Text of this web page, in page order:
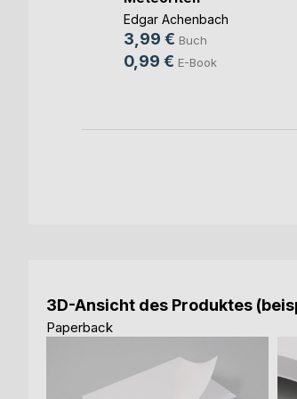
Edgar Achenbach
3,99 € Buch
0,99 € E-Book
3D-Ansicht des Produktes
Paperback